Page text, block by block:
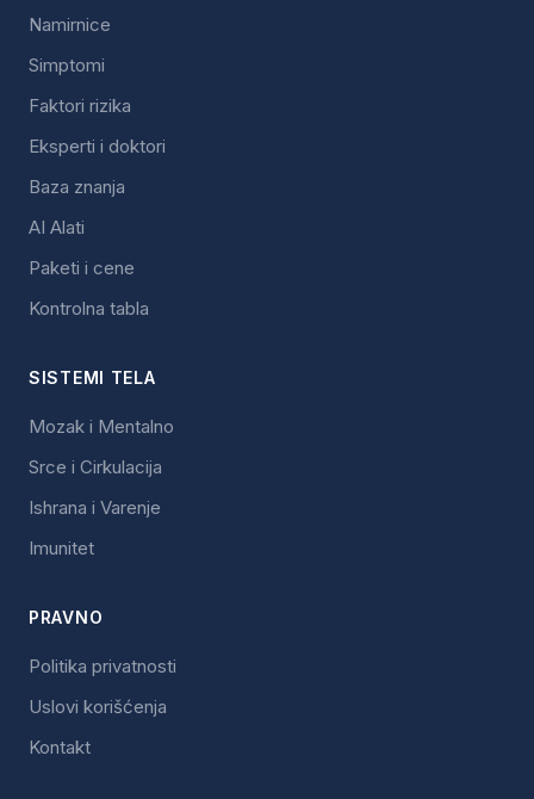
Namirnice
Simptomi
Faktori rizika
Eksperti i doktori
Baza znanja
AI Alati
Paketi i cene
Kontrolna tabla
SISTEMI TELA
Mozak i Mentalno
Srce i Cirkulacija
Ishrana i Varenje
Imunitet
PRAVNO
Politika privatnosti
Uslovi korišćenja
Kontakt